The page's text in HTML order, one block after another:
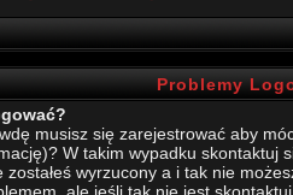
Problemy
musisz się zarejestrować aby
W takim wypadku
zostałeś wyrzucony a i tak nie